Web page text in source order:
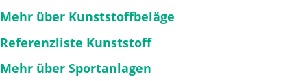
Mehr über Kunststoffbeläge
Referenzliste Kunststoff
Mehr über Sportanlagen